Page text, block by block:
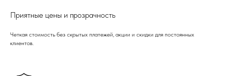
Приятные цены и прозрачность
Четкая стоимость без скрытых платежей, акции и скидки для постоянных
клиентов.